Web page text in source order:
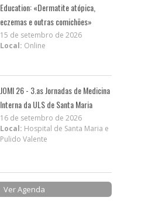
Education: «Dermatite atópica,
eczemas e outras comichões»
15 de setembro de 2026
Local: Online
JOMI 26 - 3.as Jornadas de Medicina
Interna da ULS de Santa Maria
16 de setembro de 2026
Local: Hospital de Santa Maria e
Pulido Valente
Ver Agenda